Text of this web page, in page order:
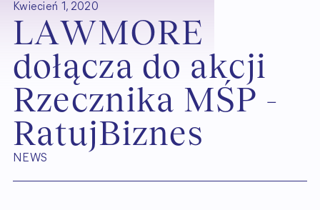
Kwiecień 1, 2020
LAWMORE
dołącza do akcji
Rzecznika MŚP -
RatujBiznes
NEWS